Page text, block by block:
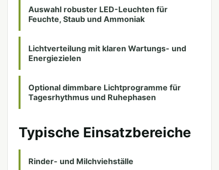
Auswahl robuster LED-Leuchten für
Feuchte, Staub und Ammoniak
Lichtverteilung mit klaren Wartungs- und
Energiezielen
Optional dimmbare Lichtprogramme für
Tagesrhythmus und Ruhephasen
Typische Einsatzbereiche
Rinder- und Milchviehställe